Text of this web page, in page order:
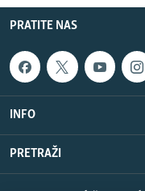
PRATITE NAS
INFO
PRETRAŽI